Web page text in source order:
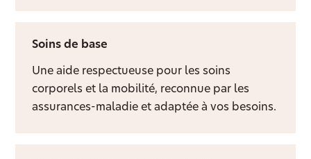
Soins de base
Une aide respectueuse pour les soins
corporels et la mobilité, reconnue par les
assurances-maladie et adaptée à vos besoins.